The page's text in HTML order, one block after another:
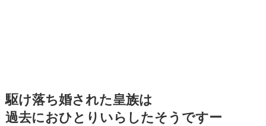
駆け落ち婚された皇族は
過去におひとりいらしたそうですー